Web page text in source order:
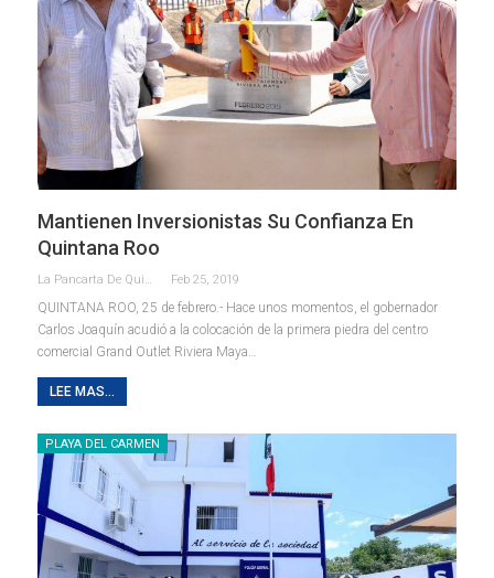
Mantienen Inversionistas Su Confianza En
Quintana Roo
La Pancarta De Quintana Roo Feb 25, 2019
QUINTANA ROO, 25 de febrero.- Hace unos momentos, el gobernador
Carlos Joaquín acudió a la colocación de la primera piedra del centro
comercial Grand Outlet Riviera Maya…
LEE MAS...
PLAYA DEL CARMEN